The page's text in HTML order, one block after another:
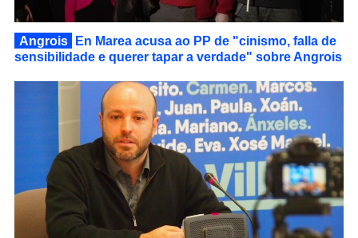
Angrois
En Marea acusa ao PP de "cinismo, falla de
sensibilidade e querer tapar a verdade" sobre Angrois